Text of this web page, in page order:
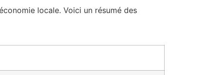
locale. Voici un résumé des